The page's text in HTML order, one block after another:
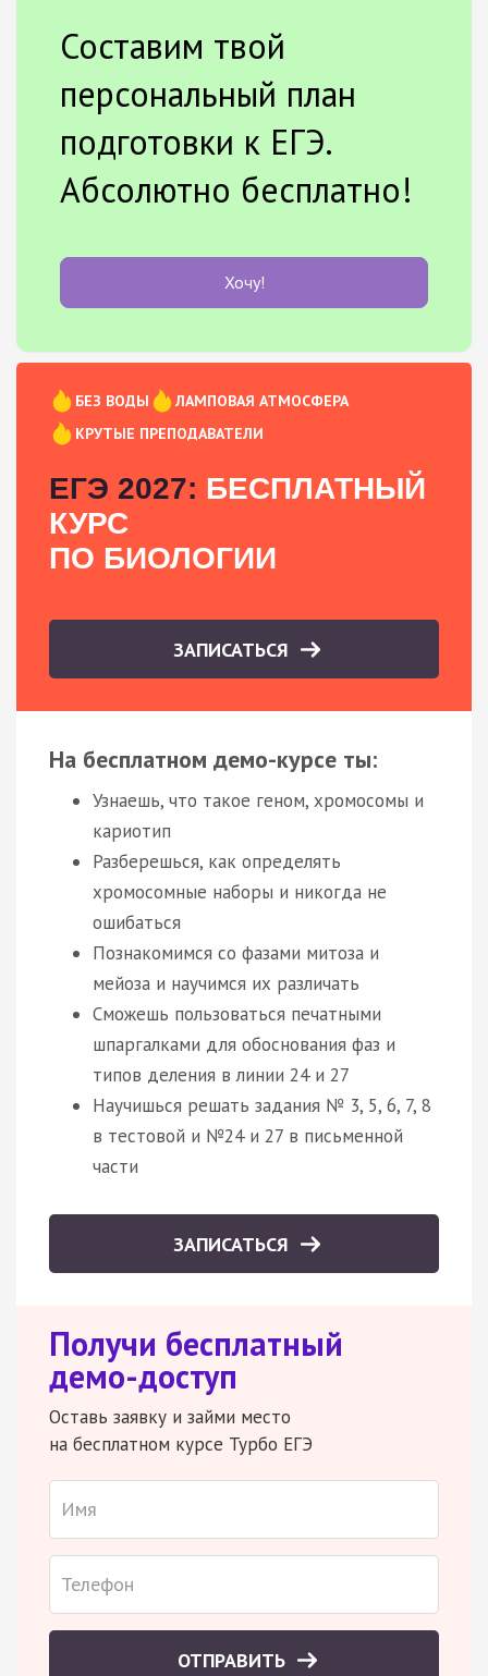
Составим твой
персональный план
подготовки к ЕГЭ.
Абсолютно бесплатно!
Хочу!
БЕЗ ВОДЫ
ЛАМПОВАЯ АТМОСФЕРА
КРУТЫЕ ПРЕПОДАВАТЕЛИ
ЕГЭ 2027: БЕСПЛАТНЫЙ
КУРС
ПО БИОЛОГИИ
ЗАПИСАТЬСЯ
На бесплатном демо-курсе ты:
Узнаешь, что такое геном, хромосомы и
кариотип
Разберешься, как определять
хромосомные наборы и никогда не
ошибаться
Познакомимся со фазами митоза и
мейоза и научимся их различать
Сможешь пользоваться печатными
шпаргалками для обоснования фаз и
типов деления в линии 24 и 27
Научишься решать задания № 3, 5, 6, 7, 8
в тестовой и №24 и 27 в письменной
части
ЗАПИСАТЬСЯ
Получи бесплатный
демо-доступ
Оставь заявку и займи место
на бесплатном курсе Турбо ЕГЭ
ОТПРАВИТЬ